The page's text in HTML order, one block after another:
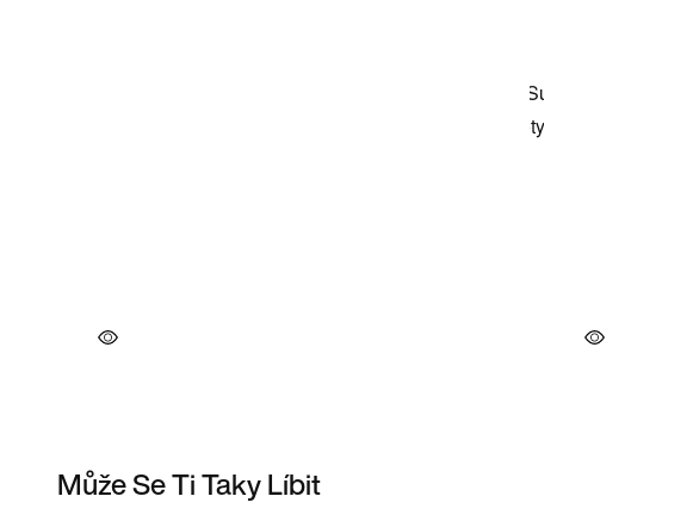
Může Se Ti Taky Líbit